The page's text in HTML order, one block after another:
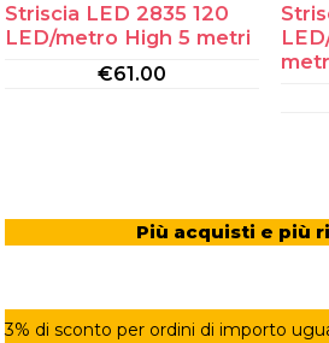
Striscia LED 2835 120
LED/metro High 5 metri
€61.00
Più acquisti e più
3% di sconto per ordini di importo